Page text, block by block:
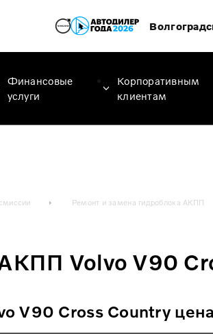
Финансовые
услуги
Корпоративным
клиентам
Ремонт и замена гидроблока АКПП
Volvo V90
V90 Cross Country цена